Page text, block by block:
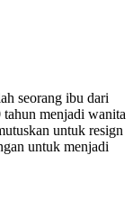
seorang ibu dari
tahun menjadi wanita
untuk resign
untuk menjadi